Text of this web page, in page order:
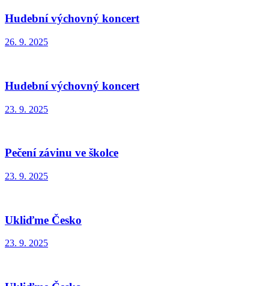
Hudební výchovný koncert
26. 9. 2025
Hudební výchovný koncert
23. 9. 2025
Pečení závinu ve školce
23. 9. 2025
Ukliďme Česko
23. 9. 2025